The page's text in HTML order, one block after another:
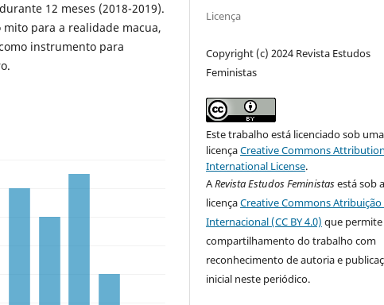
12 meses (2018-2019).
para a realidade macua,
instrumento para
Licença
Copyright (c) 2024 Revista Estudos
Feministas
Este trabalho está licenciado sob uma
licençaCreative Commons
International License.
ARevista Estudos Feministasestá sob a
licençaCreative Commons Atribuição
Internacional (CC BY 4.0) que
compartilhamento do trabalho com
reconhecimento de autoria e
inicial neste periódico.